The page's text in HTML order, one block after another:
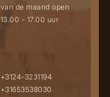
van de maand open
13.00 - 17.00 uur
+3124-3231194
+31653538030